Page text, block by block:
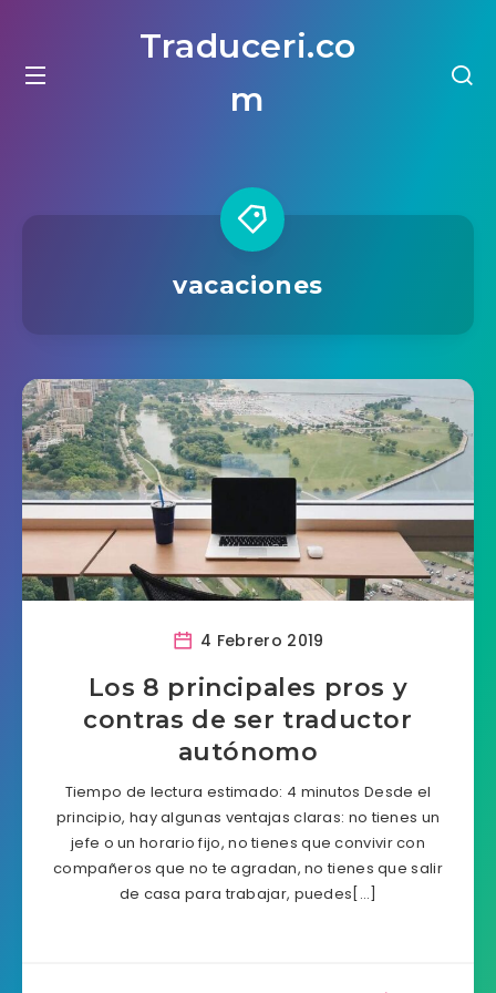
Traduceri.co
m
vacaciones
4 Febrero 2019
Los 8 principales pros y
contras de ser traductor
autónomo
Tiempo de lectura estimado: 4 minutos Desde el
principio, hay algunas ventajas claras: no tienes un
jefe o un horario fijo, no tienes que convivir con
compañeros que no te agradan, no tienes que salir
de casa para trabajar, puedes[…]